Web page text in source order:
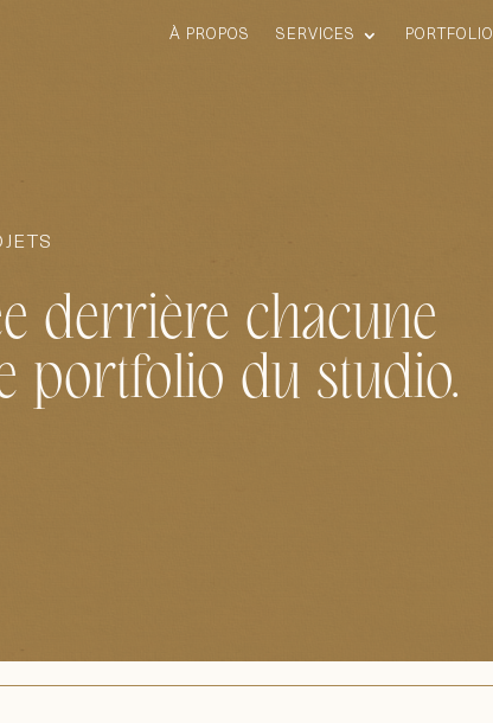
À PROPOS SERVICES PORTFOLIO
derrière chacune
portfolio du studio.